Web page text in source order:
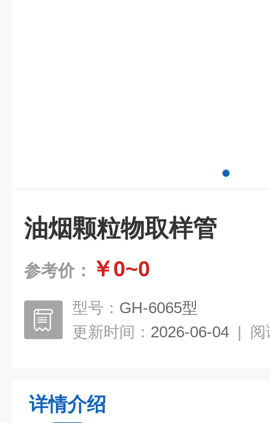
油烟颗粒物取样管
参考价： ￥0~0
型号： GH-6065型
更新时间： 2026-06-04 | 阅
详情介绍